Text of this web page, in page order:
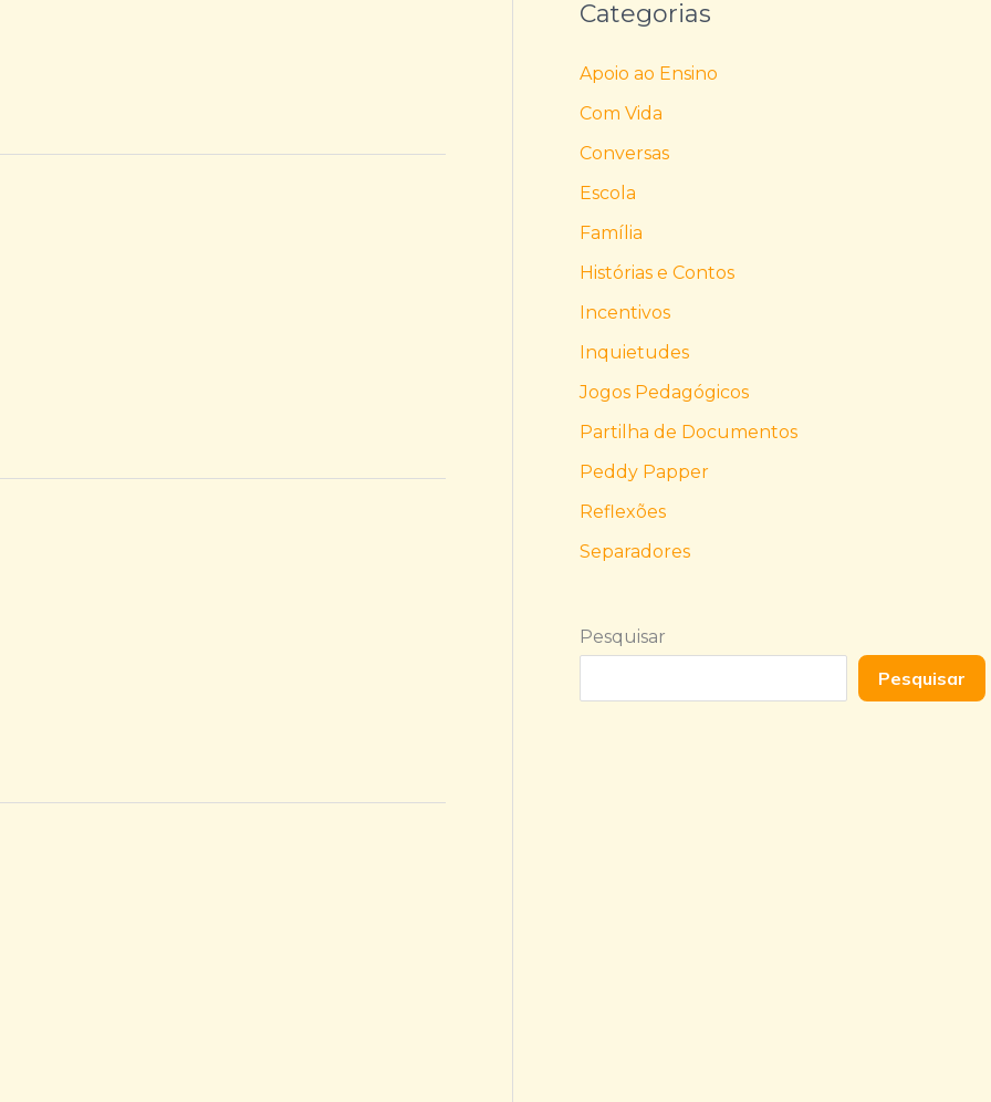
Categorias
Apoio ao Ensino
Com Vida
Conversas
Escola
Família
Histórias e Contos
Incentivos
Inquietudes
Jogos Pedagógicos
Partilha de Documentos
Peddy Papper
Reflexões
Separadores
Pesquisar
Pesquisar